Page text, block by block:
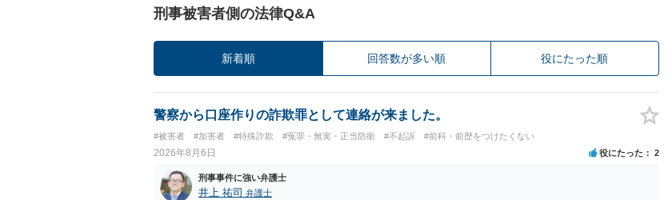
刑事被害者側の法律Q&A
新着順 回答数が多い順 役にたった順
警察から口座作りの詐欺罪として連絡が来ました。
#被害者 #加害者 #特殊詐欺 #冤罪・無実・正当防衛 #不起訴 #前科・前歴をつけたくない
2026年8月6日 役にたった 2
刑事事件に強い弁護士
井上 祐司 弁護士